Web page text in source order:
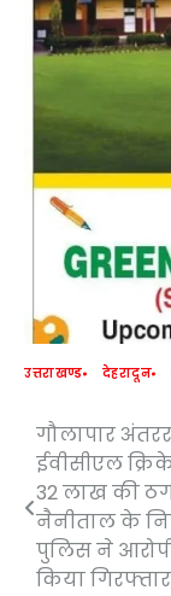
उत्तराखण्ड देहरादून
Post
गौलापार
ईवीसीएल
32 लाख की
नैनीताल के
पुलिस ने
किया